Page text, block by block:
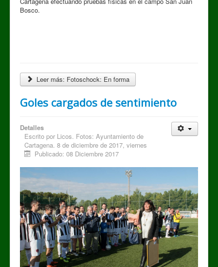
Bosco.
Leer más: Fotoschock: En forma
Goles cargados de sentimiento
Detalles
Escrito por Licos. Fotos: Ayuntamiento de
Cartagena. 8 de diciembre de 2017, viernes
Publicado: 08 Diciembre 2017